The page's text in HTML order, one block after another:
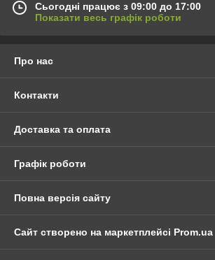
Сьогодні працює з 09:00 до 17:00
Показати весь графік роботи
Про нас
Контакти
Доставка та оплата
Графік роботи
Повна версія сайту
Сайт створено на маркетплейсі Prom.ua